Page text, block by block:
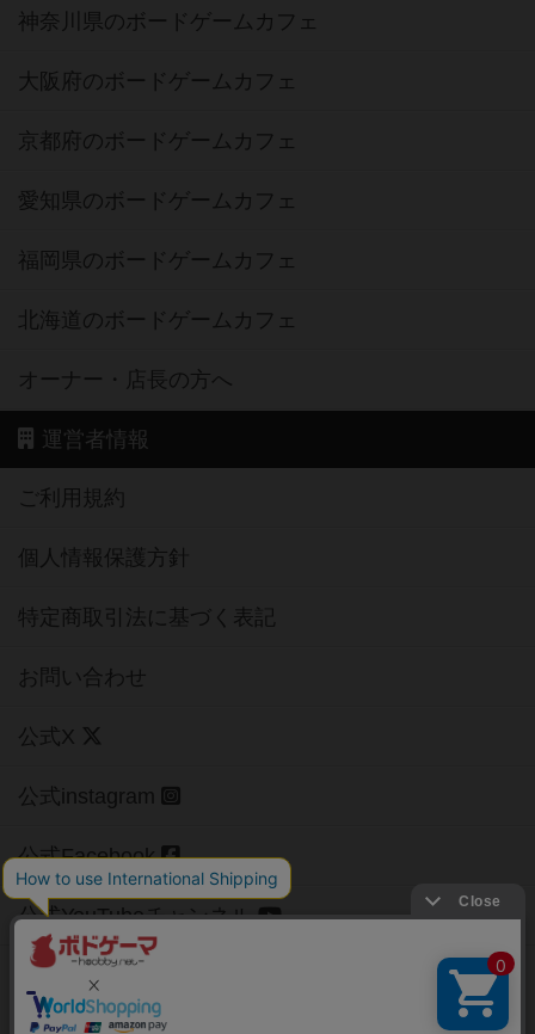
神奈川県のボードゲームカフェ
大阪府のボードゲームカフェ
京都府のボードゲームカフェ
愛知県のボードゲームカフェ
福岡県のボードゲームカフェ
北海道のボードゲームカフェ
オーナー・店長の方へ
運営者情報
ご利用規約
個人情報保護方針
特定商取引法に基づく表記
お問い合わせ
公式X
公式instagram
公式Facebook
公式YouTubeチャンネル